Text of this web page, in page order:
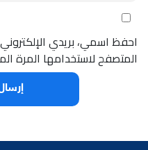
احفظ اسمي، بريدي
المتصفح لاستخدامها المرة